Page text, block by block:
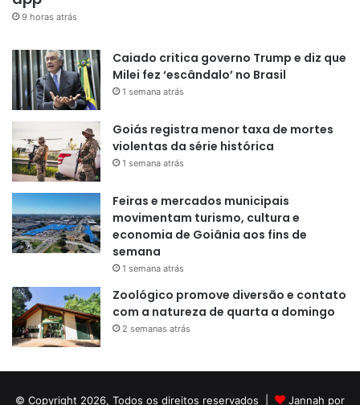
9 horas atrás
Caiado critica governo Trump e diz que
Milei fez ‘escândalo’ no Brasil
1 semana atrás
Goiás registra menor taxa de mortes
violentas da série histórica
1 semana atrás
Feiras e mercados municipais
movimentam turismo, cultura e
economia de Goiânia aos fins de
semana
1 semana atrás
Zoológico promove diversão e contato
com a natureza de quarta a domingo
2 semanas atrás
© Copyright 2026, Todos os direitos reservados | Jannah por